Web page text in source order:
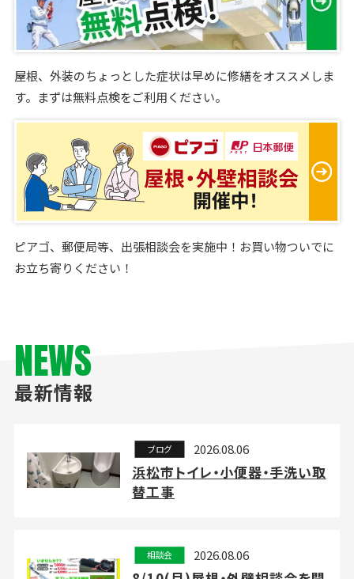
屋根、外装のちょっとした症状は早めに修繕をオススメしま
す。まずは無料点検をご利用ください。
ピアゴ、郵便局等、出張相談会を実施中！お買い物ついでに
お立ち寄りください！
NEWS
最新情報
ブログ 2026.08.06
浜松市トイレ・小便器・手洗い取
替工事
相談会 2026.08.06